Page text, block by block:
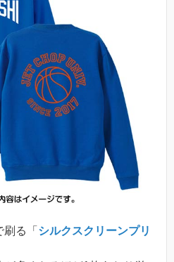
る「 シルクスクリーンプリ